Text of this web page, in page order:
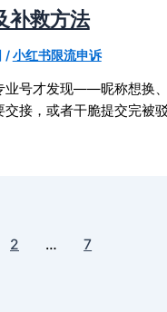
补救方法
/小红书限流申诉
业号才发现——昵称想换、
交接，或者干脆提交完被
2 … 7